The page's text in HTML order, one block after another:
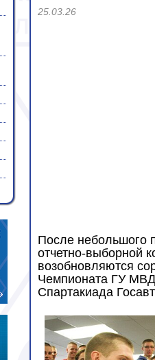
25.03.26
После небольшого
отчетно-выборной
возобновляются
Чемпионата ГУ МВД
Спартакиада